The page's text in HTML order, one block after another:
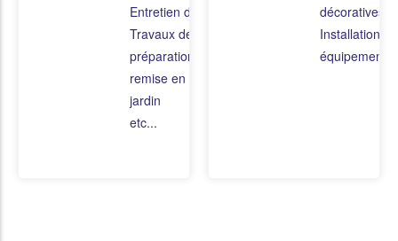
Entretien de piscine
Travaux de
préparation ou
remise en état du
jardin
etc...
décoratives
Installation
équipements